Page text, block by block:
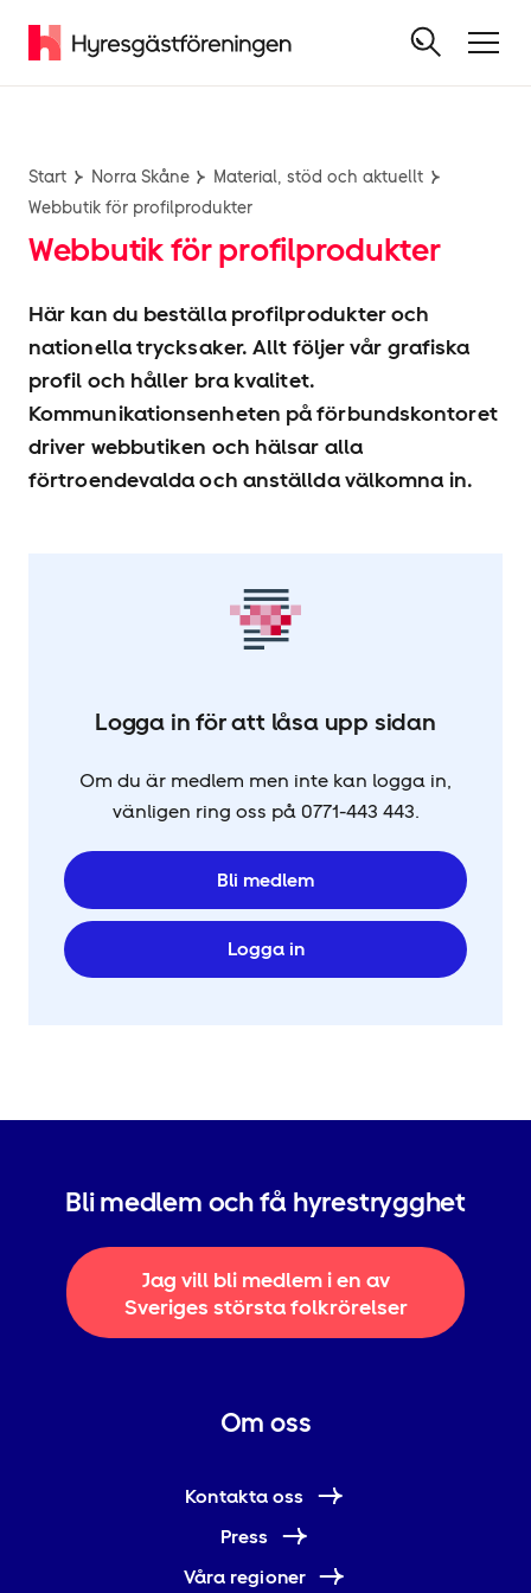
Start Norra Skåne
Material, stöd och aktuellt
Webbutik för profilprodukter
Webbutik för profilprodukter
Här kan du beställa profilprodukter och
nationella trycksaker. Allt följer vår grafiska
profil och håller bra kvalitet.
Kommunikationsenheten på förbundskontoret
driver webbutiken och hälsar alla
förtroendevalda och anställda välkomna in.
Logga in för att låsa upp sidan
Om du är medlem men inte kan logga in,
vänligen ring oss på 0771-443 443.
Bli medlem
Logga in
Bli medlem och få hyrestrygghet
Jag vill bli medlem i en av
Sveriges största folkrörelser
Om oss
Kontakta oss
Press
Våra regioner